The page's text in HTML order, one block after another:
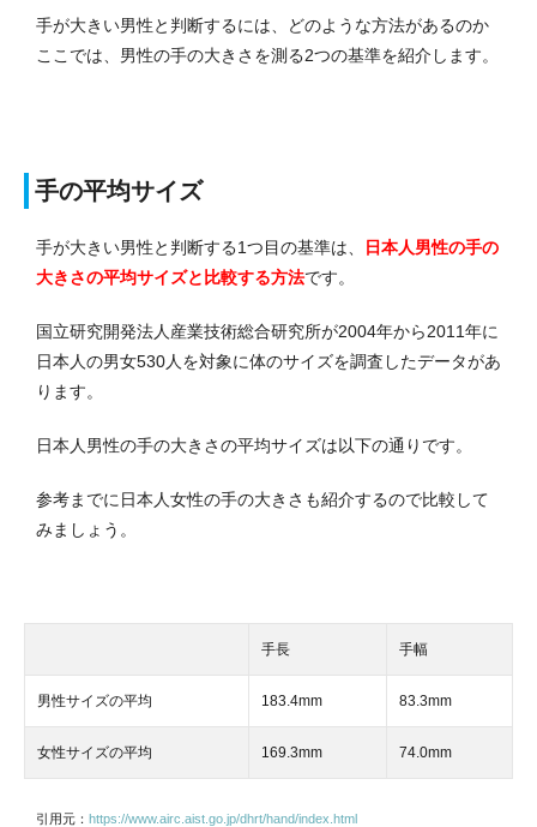
手が大きい男性と判断するには、どのような方法があるのか
ここでは、男性の手の大きさを測る2つの基準を紹介します。
手の平均サイズ
手が大きい男性と判断する1つ目の基準は、
日本人男性の手の
大きさの平均サイズと比較する方法です。
国立研究開発法人産業技術総合研究所が2004年から2011年に
日本人の男女530人を対象に体のサイズを調査したデータがあ
ります。
日本人男性の手の大きさの平均サイズは以下の通りです。
参考までに日本人女性の手の大きさも紹介するので比較して
みましょう。
手長 手幅
男性サイズの平均 183.4mm 83.3mm
女性サイズの平均 169.3mm 74.0mm
引用元： https://www.airc.aist.go.jp/dhrt/hand/index.html